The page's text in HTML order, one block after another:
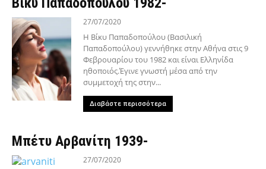
27/07/2020
Η Βίκυ Παπαδοπούλου (Βασιλική
Παπαδοπούλου) γεννήθηκε στην Αθήνα στις 9
Φεβρουαρίου του 1982 και είναι Ελληνίδα
ηθοποιός.Έγινε γνωστή μέσα από την
συμμετοχή της στην...
Διαβάστε περισσότερα
Μπέτυ Αρβανίτη 1939-
27/07/2020